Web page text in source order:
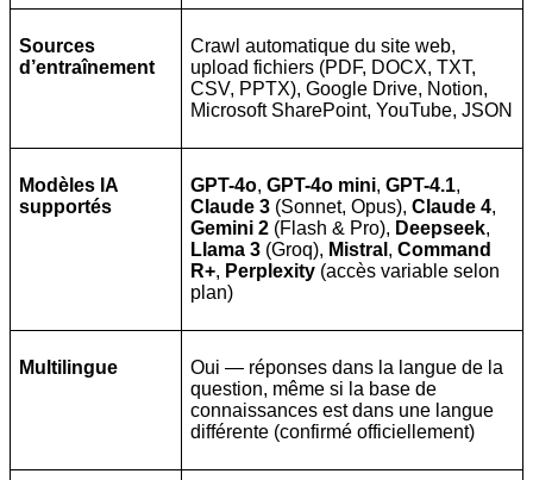
Sources
d’entraînement
Crawl automatique du site web,
upload fichiers (PDF, DOCX, TXT,
CSV, PPTX), Google Drive, Notion,
Microsoft SharePoint, YouTube, JSON
Modèles IA
supportés
GPT-4o, GPT-4o mini, GPT-4.1,
Claude 3(Sonnet, Opus), Claude 4,
Gemini 2(Flash & Pro), Deepseek,
Llama 3(Groq), Mistral , Command
R+, Perplexity(accès variable selon
plan)
Multilingue
Oui — réponses dans la langue de la
question, même si la base de
connaissances est dans une langue
différente (confirmé officiellement)